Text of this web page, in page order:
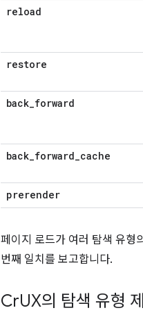
reload
restore
back_forward
back_forward_cache
prerender
페이지 로드가 여러 탐색 유형
번째 일치를 보고합니다.
CrUX의 탐색 유형